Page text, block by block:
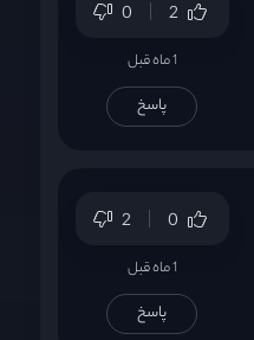
0 2
1 ماه قبل
پاسخ
2 0
1 ماه قبل
پاسخ